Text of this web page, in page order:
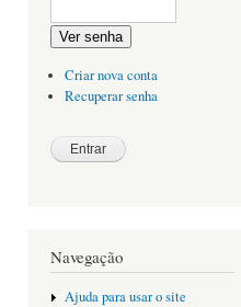
Ver senha
Criar nova conta
Recuperar senha
Navegação
Ajuda para usar o site